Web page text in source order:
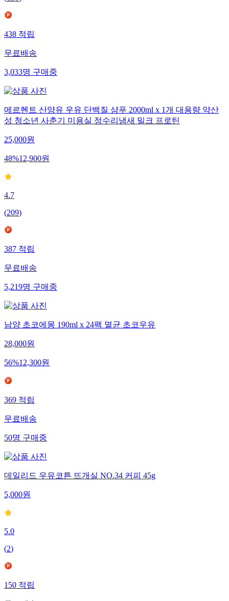
438적립
무료배송
3,033명구매중
메르헨트 산양유 우유 단백질 샴푸 2000ml x 1개 대용량 약산
성 청소년 사춘기 미용실 정수리냄새 밀크 프로틴
25,000원
48%12,900원
4.7
(209)
387적립
무료배송
5,219명구매중
남양 초코에몽 190ml x 24팩 멸균 초코우유
28,000원
56%12,300원
369적립
무료배송
50명구매중
데일리드 우유코튼 뜨개실 NO.34 커피 45g
5,000원
5.0
(2)
150적립